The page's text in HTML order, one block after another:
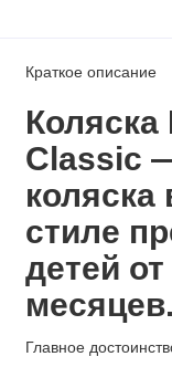
Краткое описание
Коляска
Classic
коляска
стиле
детей
месяцев.
Главное